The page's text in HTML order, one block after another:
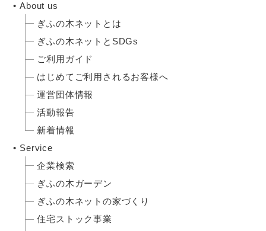
About us
ぎふの木ネットとは
ぎふの木ネットとSDGs
ご利用ガイド
はじめてご利用されるお客様へ
運営団体情報
活動報告
新着情報
Service
企業検索
ぎふの木ガーデン
ぎふの木ネットの家づくり
住宅ストック事業